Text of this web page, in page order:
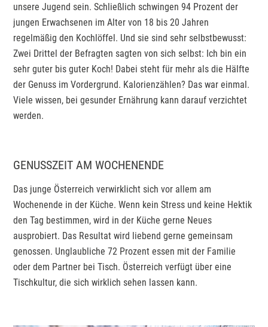
unsere Jugend sein. Schließlich schwingen 94 Prozent der
jungen Erwachsenen im Alter von 18 bis 20 Jahren
regelmäßig den Kochlöffel. Und sie sind sehr selbstbewusst:
Zwei Drittel der Befragten sagten von sich selbst: Ich bin ein
sehr guter bis guter Koch! Dabei steht für mehr als die Hälfte
der Genuss im Vordergrund. Kalorienzählen? Das war einmal.
Viele wissen, bei gesunder Ernährung kann darauf verzichtet
werden.
GENUSSZEIT AM WOCHENENDE
Das junge Österreich verwirklicht sich vor allem am
Wochenende in der Küche. Wenn kein Stress und keine Hektik
den Tag bestimmen, wird in der Küche gerne Neues
ausprobiert. Das Resultat wird liebend gerne gemeinsam
genossen. Unglaubliche 72 Prozent essen mit der Familie
oder dem Partner bei Tisch. Österreich verfügt über eine
Tischkultur, die sich wirklich sehen lassen kann.